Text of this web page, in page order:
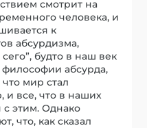
смотрит на
человека, и
к
абсурдизма,
будто в наш век
абсурда,
мир стал
и все, что в наших
этим. Однако
что, как сказал